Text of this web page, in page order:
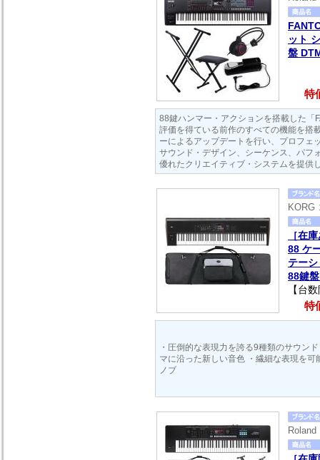
ット
盤
特
88鍵ハンマー・アクションを搭載した「
評価を得ている前作のすべての機能を搭
ーによるアップデートを行い、プロフェ
サウンド・デザイン、シーケンス、パフ
優れたクリエイティブ・システムを提供
KORG
［在
88 ケ
テー
88鍵
【台
特
・圧倒的な表現力を誇る9種類のサウン
マに沿った新しい音色 ・繊細な表現を可
ノブ